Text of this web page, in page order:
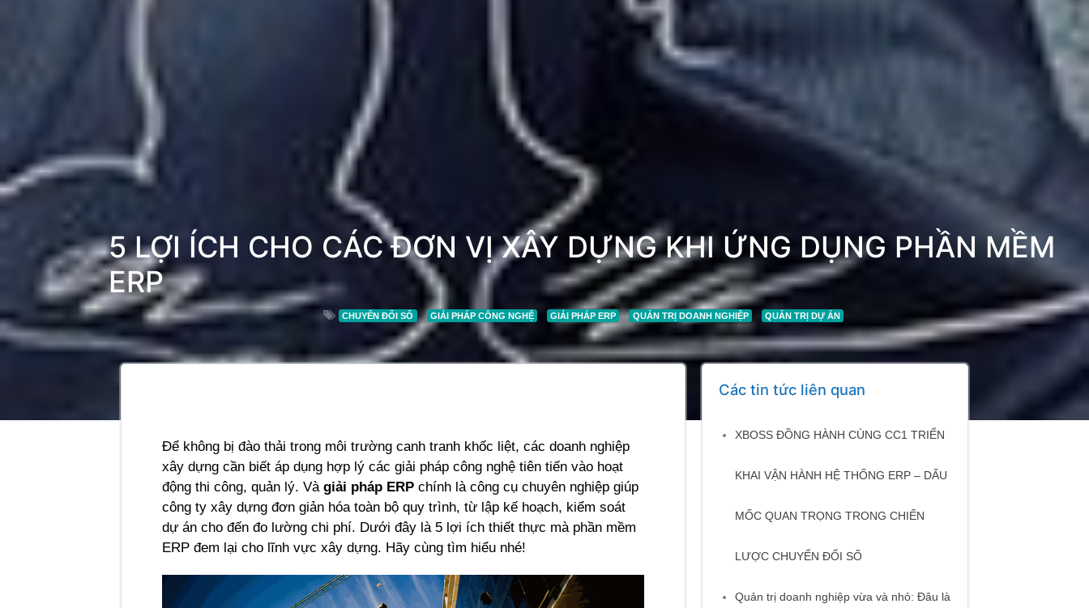
5 LỢI ÍCH CHO CÁC ĐƠN VỊ XÂY DỰNG KHI ỨNG DỤNG PHẦN MỀM
ERP
CHUYỂN ĐỔI SỐ GIẢI PHÁP CÔNG NGHỆ GIẢI PHÁP ERP QUẢN TRỊ DOANH NGHIỆP QUẢN TRỊ DỰ ÁN
Để không bị đào thải trong môi trường canh tranh khốc liệt, các doanh nghiệp
xây dựng cần biết áp dụng hợp lý các giải pháp công nghệ tiên tiến vào hoạt
động thi công, quản lý. Và giải pháp ERP chính là công cụ chuyên nghiệp giúp
công ty xây dựng đơn giản hóa toàn bộ quy trình, từ lập kế hoạch, kiểm soát
dự án cho đến đo lường chi phí. Dưới đây là 5 lợi ích thiết thực mà phần mềm
ERP đem lại cho lĩnh vực xây dựng. Hãy cùng tìm hiểu nhé!
Các tin tức liên quan
XBOSS ĐỒNG HÀNH CÙNG CC1 TRIỂN
KHAI VẬN HÀNH HỆ THỐNG ERP – DẤU
MỐC QUAN TRỌNG TRONG CHIẾN
LƯỢC CHUYỂN ĐỔI SỐ
Quản trị doanh nghiệp vừa và nhỏ: Đâu là